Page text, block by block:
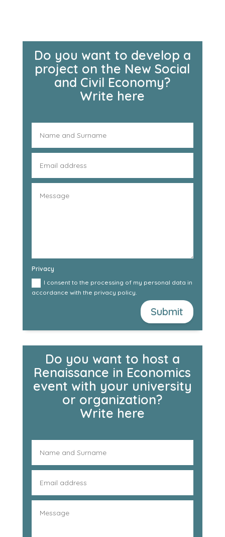
Do you want to develop a
project on the New Social
and Civil Economy?
Write here
Privacy
I consent to the processing of my personal data in
accordance with the privacy policy.
Submit
Do you want to host a
Renaissance in Economics
event with your university
or organization?
Write here